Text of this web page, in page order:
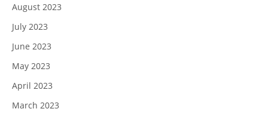
August 2023
July 2023
June 2023
May 2023
April 2023
March 2023